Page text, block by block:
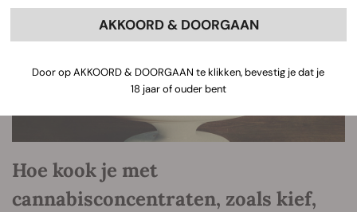
Hoe kook je met
cannabisconcentraten, zoals kief,
AKKOORD & DOORGAAN
Door op AKKOORD & DOORGAAN te klikken, bevestig je dat je
18 jaar of ouder bent